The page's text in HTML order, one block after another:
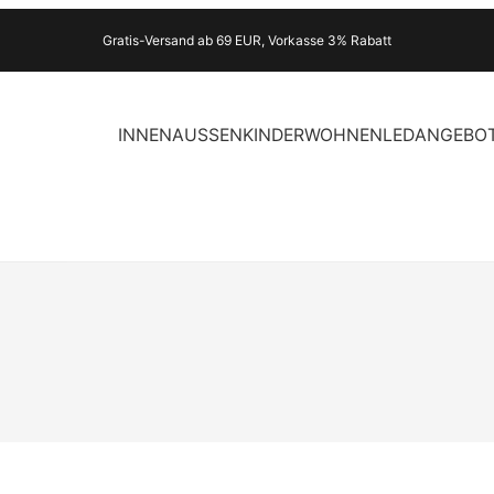
Gratis-Versand ab 69 EUR, Vorkasse 3% Rabatt
INNENAUSSENKINDERWOHNENLED